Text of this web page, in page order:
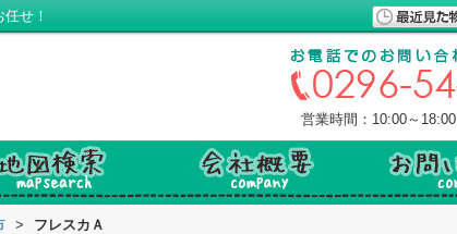
せ！
営業時間：10:00～18:00
> フレスカＡ